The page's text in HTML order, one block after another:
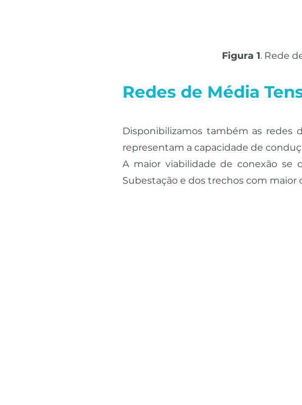
Figura 1. Rede
Redes de Média
Disponibilizamos também as redes
representam a capacidade de
A maior viabilidade de conexão se
Subestação e dos trechos com maior